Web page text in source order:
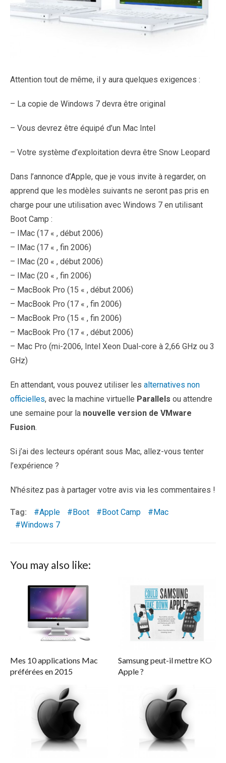
Attention tout de même, il y aura quelques exigences :
– La copie de Windows 7 devra être original
– Vous devrez être équipé d’un Mac Intel
– Votre système d’exploitation devra être Snow Leopard
Dans l’annonce d’Apple, que je vous invite à regarder, on
apprend que les modèles suivants ne seront pas pris en
charge pour une utilisation avec Windows 7 en utilisant
Boot Camp :
– IMac (17 « , début 2006)
– IMac (17 « , fin 2006)
– IMac (20 « , début 2006)
– IMac (20 « , fin 2006)
– MacBook Pro (15 « , début 2006)
– MacBook Pro (17 « , fin 2006)
– MacBook Pro (15 « , fin 2006)
– MacBook Pro (17 « , début 2006)
– Mac Pro (mi-2006, Intel Xeon Dual-core à 2,66 GHz ou 3
GHz)
En attendant, vous pouvez utiliser les alternatives non
officielles, avec la machine virtuelle Parallels ou attendre
une semaine pour la nouvelle version de VMware
Fusion.
Si j’ai des lecteurs opérant sous Mac, allez-vous tenter
l’expérience ?
N’hésitez pas à partager votre avis via les commentaires !
Tag: Apple Boot Boot Camp
Mac
Windows 7
You may also like:
Mes 10 applications Mac
préférées en 2015
Samsung peut-il mettre KO
Apple ?